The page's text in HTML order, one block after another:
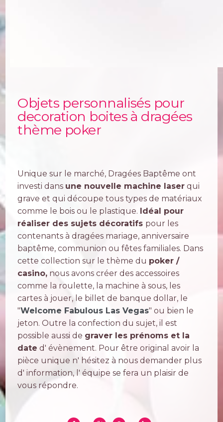
Objets personnalisés pour
decoration boites à dragées
thème poker
Unique sur le marché, Dragées Baptême ont
investi dans une nouvelle machine laser qui
grave et qui découpe tous types de matériaux
comme le bois ou le plastique. Idéal pour
réaliser des sujets décoratifs pour les
contenants à dragées mariage, anniversaire
baptême, communion ou fêtes familiales. Dans
cette collection sur le thème du poker /
casino, nous avons créer des accessoires
comme la roulette, la machine à sous, les
cartes à jouer, le billet de banque dollar, le
"Welcome Fabulous Las Vegas" ou bien le
jeton. Outre la confection du sujet, il est
possible aussi de graver les prénoms et la
date d' évènement. Pour être original avoir la
pièce unique n' hésitez à nous demander plus
d' information, l' équipe se fera un plaisir de
vous répondre.